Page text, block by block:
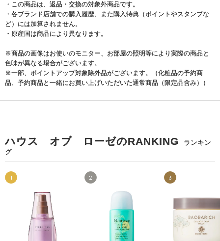
・この商品は、返品・交換の対象外商品です。
・各ブランド店舗での購入履歴、また購入特典（ポイントやスタンプな
ど）には加算されません。
・原産国は商品により異なります。
※商品の画像はお使いのモニター、お部屋の照明等により実際の商品と
色味が異なる場合がございます。
※一部、ポイントアップ対象除外品がございます。（化粧品の予約商
品、予約商品と一緒にお買い上げいただいた通常商品（限定品含み））
ハウス オブ ローゼのRANKING
ランキン
グ
1 2 3